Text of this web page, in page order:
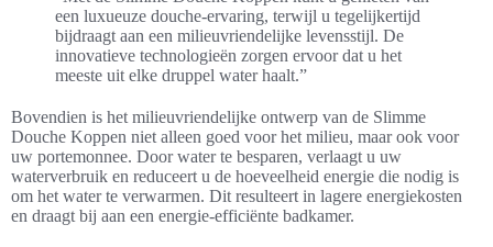
een luxueuze douche-ervaring, terwijl u tegelijkertijd
bijdraagt aan een milieuvriendelijke levensstijl. De
innovatieve technologieën zorgen ervoor dat u het
meeste uit elke druppel water haalt.”
Bovendien is het milieuvriendelijke ontwerp van de Slimme
Douche Koppen niet alleen goed voor het milieu, maar ook voor
uw portemonnee. Door water te besparen, verlaagt u uw
waterverbruik en reduceert u de hoeveelheid energie die nodig is
om het water te verwarmen. Dit resulteert in lagere energiekosten
en draagt bij aan een energie-efficiënte badkamer.